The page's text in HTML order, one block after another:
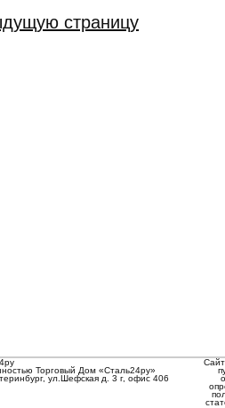
страницу
Торговый Дом «Сталь24ру»
ул.Шефская д. 3 г, офис 406